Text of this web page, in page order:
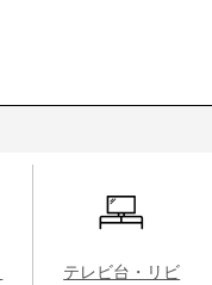
テレビ台・リビ